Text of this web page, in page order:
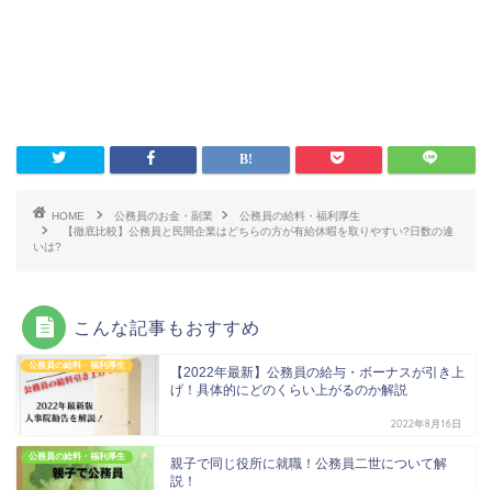
HOME 公務員のお金・副業
公務員の給料・福利厚生
【徹底比較】公務員と民間企業はどちらの方が有給休暇を取りやすい?日数の違
いは?
こんな記事もおすすめ
公務員の給料・福利厚生
【2022年最新】公務員の給与・ボーナスが引き上
げ！具体的にどのくらい上がるのか解説
2022年8月16日
公務員の給料・福利厚生
親子で同じ役所に就職！公務員二世について解
説！